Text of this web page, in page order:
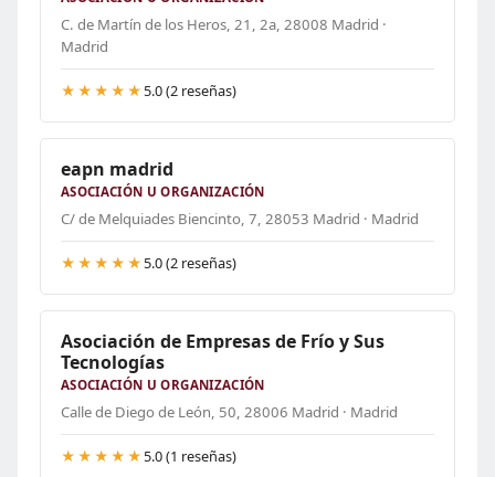
C. de Martín de los Heros, 21, 2a, 28008 Madrid ·
Madrid
★★★★★ 5.0 (2 reseñas)
eapn madrid
ASOCIACIÓN U ORGANIZACIÓN
C/ de Melquiades Biencinto, 7, 28053 Madrid · Madrid
★★★★★ 5.0 (2 reseñas)
Asociación de Empresas de Frío y Sus
Tecnologías
ASOCIACIÓN U ORGANIZACIÓN
Calle de Diego de León, 50, 28006 Madrid · Madrid
★★★★★ 5.0 (1 reseñas)